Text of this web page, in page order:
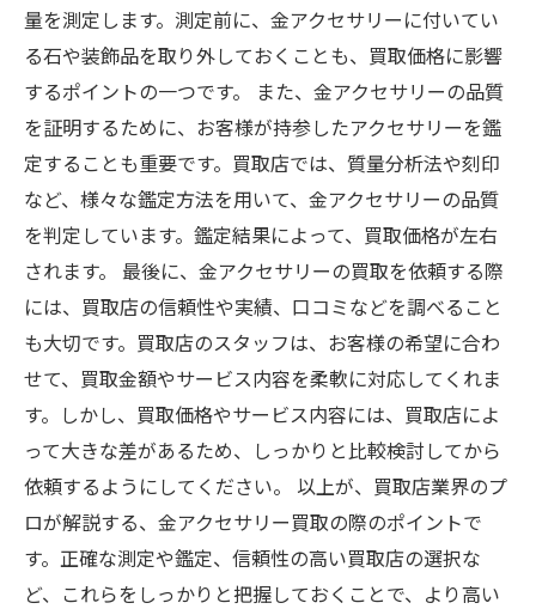
量を測定します。測定前に、金アクセサリーに付いてい
る石や装飾品を取り外しておくことも、買取価格に影響
するポイントの一つです。 また、金アクセサリーの品質
を証明するために、お客様が持参したアクセサリーを鑑
定することも重要です。買取店では、質量分析法や刻印
など、様々な鑑定方法を用いて、金アクセサリーの品質
を判定しています。鑑定結果によって、買取価格が左右
されます。 最後に、金アクセサリーの買取を依頼する際
には、買取店の信頼性や実績、口コミなどを調べること
も大切です。買取店のスタッフは、お客様の希望に合わ
せて、買取金額やサービス内容を柔軟に対応してくれま
す。しかし、買取価格やサービス内容には、買取店によ
って大きな差があるため、しっかりと比較検討してから
依頼するようにしてください。 以上が、買取店業界のプ
ロが解説する、金アクセサリー買取の際のポイントで
す。正確な測定や鑑定、信頼性の高い買取店の選択な
ど、これらをしっかりと把握しておくことで、より高い